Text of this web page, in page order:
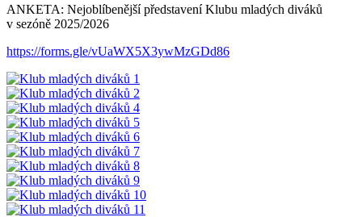
ANKETA: Nejoblíbenější představení Klubu mladých diváků
v sezóně 2025/2026
https://forms.gle/vUaWX5X3ywMzGDd86